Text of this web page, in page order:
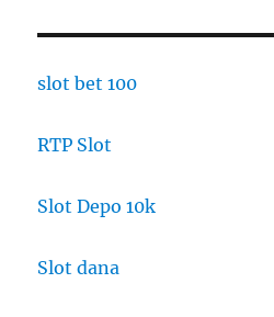
slot bet 100
RTP Slot
Slot Depo 10k
Slot dana